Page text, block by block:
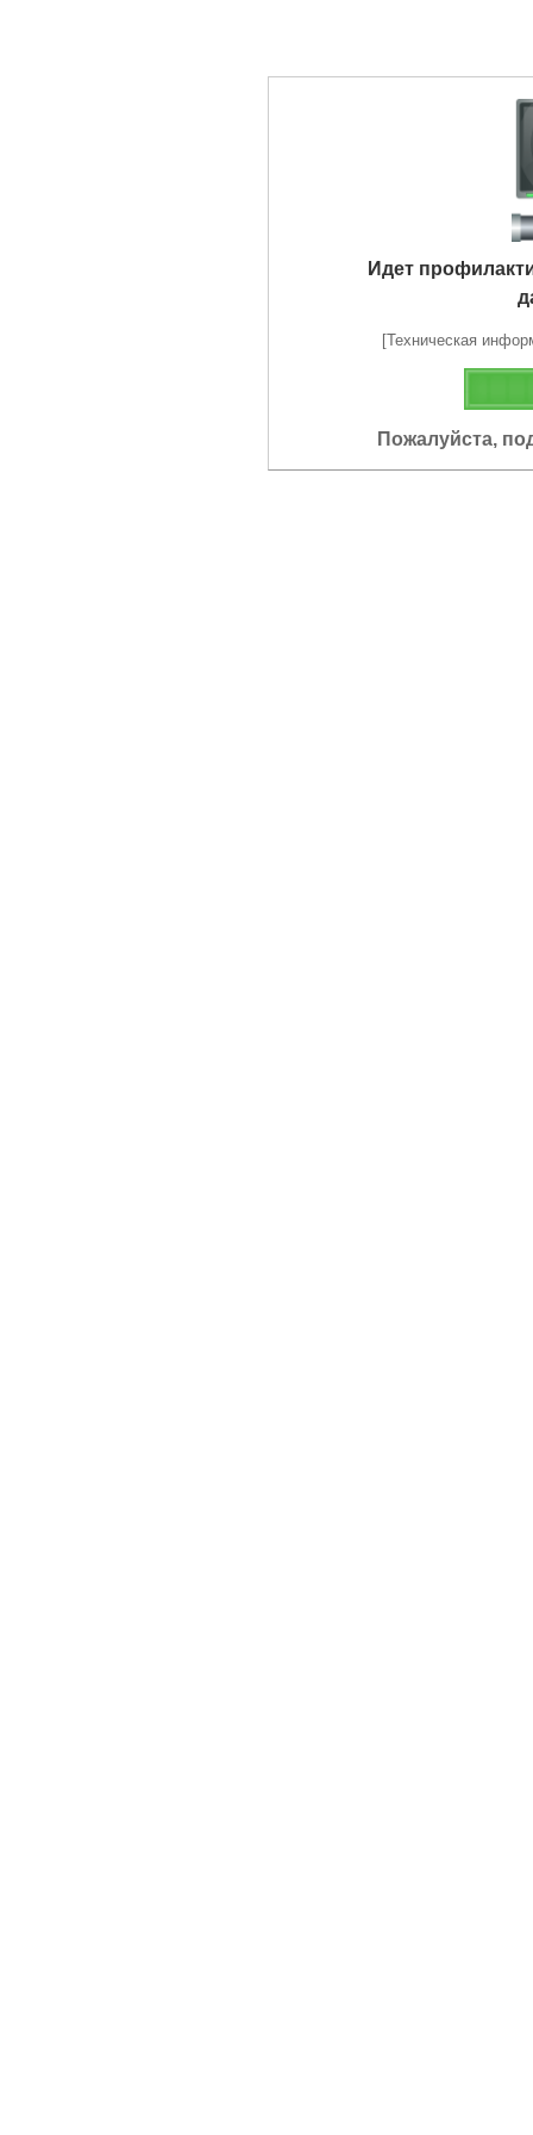
Идет
[Техническая
Пожалуйста,